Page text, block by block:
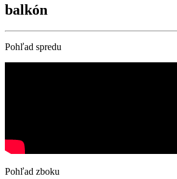
balkón
Pohľad spredu
Pohľad zboku